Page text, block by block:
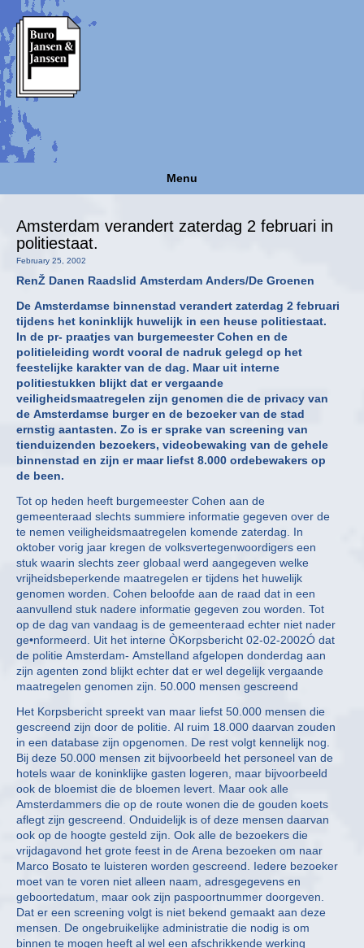
Menu
Amsterdam verandert zaterdag 2 februari in
politiestaat.
February 25, 2002
RenŽ Danen Raadslid Amsterdam Anders/De Groenen
De Amsterdamse binnenstad verandert zaterdag 2 februari
tijdens het koninklijk huwelijk in een heuse politiestaat.
In de pr- praatjes van burgemeester Cohen en de
politieleiding wordt vooral de nadruk gelegd op het
feestelijke karakter van de dag. Maar uit interne
politiestukken blijkt dat er vergaande
veiligheidsmaatregelen zijn genomen die de privacy van
de Amsterdamse burger en de bezoeker van de stad
ernstig aantasten. Zo is er sprake van screening van
tienduizenden bezoekers, videobewaking van de gehele
binnenstad en zijn er maar liefst 8.000 ordebewakers op
de been.
Tot op heden heeft burgemeester Cohen aan de
gemeenteraad slechts summiere informatie gegeven over de
te nemen veiligheidsmaatregelen komende zaterdag. In
oktober vorig jaar kregen de volksvertegenwoordigers een
stuk waarin slechts zeer globaal werd aangegeven welke
vrijheidsbeperkende maatregelen er tijdens het huwelijk
genomen worden. Cohen beloofde aan de raad dat in een
aanvullend stuk nadere informatie gegeven zou worden. Tot
op de dag van vandaag is de gemeenteraad echter niet nader
ge•nformeerd. Uit het interne ÒKorpsbericht 02-02-2002Ó dat
de politie Amsterdam- Amstelland afgelopen donderdag aan
zijn agenten zond blijkt echter dat er wel degelijk vergaande
maatregelen genomen zijn. 50.000 mensen gescreend
Het Korpsbericht spreekt van maar liefst 50.000 mensen die
gescreend zijn door de politie. Al ruim 18.000 daarvan zouden
in een database zijn opgenomen. De rest volgt kennelijk nog.
Bij deze 50.000 mensen zit bijvoorbeeld het personeel van de
hotels waar de koninklijke gasten logeren, maar bijvoorbeeld
ook de bloemist die de bloemen levert. Maar ook alle
Amsterdammers die op de route wonen die de gouden koets
aflegt zijn gescreend. Onduidelijk is of deze mensen daarvan
ook op de hoogte gesteld zijn. Ook alle de bezoekers die
vrijdagavond het grote feest in de Arena bezoeken om naar
Marco Bosato te luisteren worden gescreend. Iedere bezoeker
moet van te voren niet alleen naam, adresgegevens en
geboortedatum, maar ook zijn paspoortnummer doorgeven.
Dat er een screening volgt is niet bekend gemaakt aan deze
mensen. De ongebruikelijke administratie die nodig is om
binnen te mogen heeft al wel een afschrikkende werking